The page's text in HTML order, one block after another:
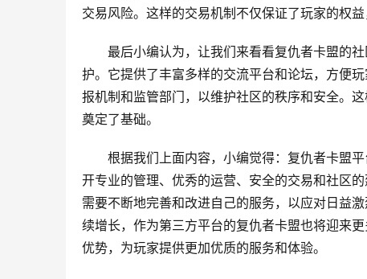
交易风险。这样的交易机制不仅保证了玩家的权
最后小编认为，让我们来看看复仇者卡盟的
护。它提供了丰富多样的交流平台和论坛，方便
报机制和监管部门，以维护社区的秩序和安全。
奠定了基础。
根据我们上面内容，小编觉得：复仇者卡盟
开专业的管理、优秀的运营、安全的交易和社区
需要不断地完善和改进自己的服务，以应对日益
续增长，作为第三方平台的复仇者卡盟也将迎来
优势，为玩家提供更加优质的服务和体验。